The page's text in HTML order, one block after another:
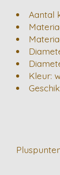
Aantal
Kleur: